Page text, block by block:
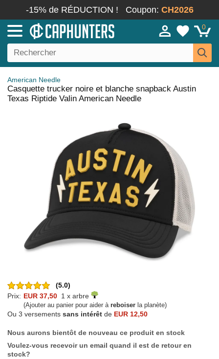
-15% de RÉDUCTION ! Coupon: CH2026
0
American Needle
Casquette trucker noire et blanche snapback Austin
Texas Riptide Valin American Needle
(5.0)
Prix: EUR 37,50 1 x arbre
(Ajouter au panier pour aider à reboiser la planète)
Ou 3 versements sans intérêt de EUR 12,50
Nous aurons bientôt de nouveau ce produit en stock
Voulez-vous recevoir un email quand il est de retour en
stock?